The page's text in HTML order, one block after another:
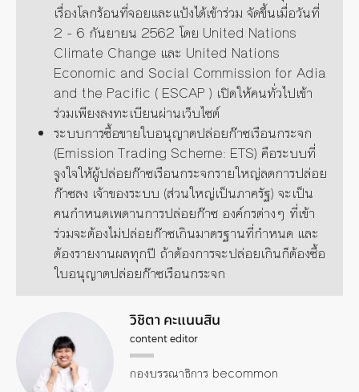
เรื่องโลกร้อนที่จอยและแป้งได้เข้าร่วม จัดขึ้นเมื่อวันที่
2 - 6 กันยายน 2562 โดย United Nations
Climate Change และ United Nations
Economic and Social Commission for Adia
and the Pacific ( ESCAP ) เปิดให้คนทั่วไปเข้า
ร่วมเพียงลงทะเบียนผ่านเว็บไซต์
ระบบการซื้อขายใบอนุญาตปล่อยก๊าซเรือนกระจก
(Emission Trading Scheme: ETS) คือระบบที่
จูงใจให้ผู้ปล่อยก๊าซเรือนกระจกรายใหญ่ลดการปล่อย
ก๊าซลง เจ้าของระบบ (ส่วนใหญ่เป็นภาครัฐ) จะเป็น
คนกำหนดเพดานการปล่อยก๊าซ องค์กรต่างๆ ที่เข้า
ร่วมจะต้องไม่ปล่อยก๊าซเกินมาตรฐานที่กำหนด และ
ต้องรายงานผลทุกปี ถ้าต้องการจะปล่อยเกินก็ต้องซื้อ
ใบอนุญาตปล่อยก๊าซเรือนกระจก
วิชิตา คะแนนสิน
content editor
กองบรรณาธิการ becommon